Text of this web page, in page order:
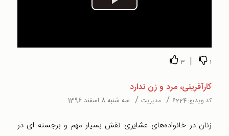
Play
1
|
3
کارآفرینی، مرد و زن ندارد
کد ویدیو: 6224
/ مدیریت/ سه شنبه 8 اسفند 1396
زنان در خانواده‌های عشایری نقش بسیار مهم و برجسته ای در